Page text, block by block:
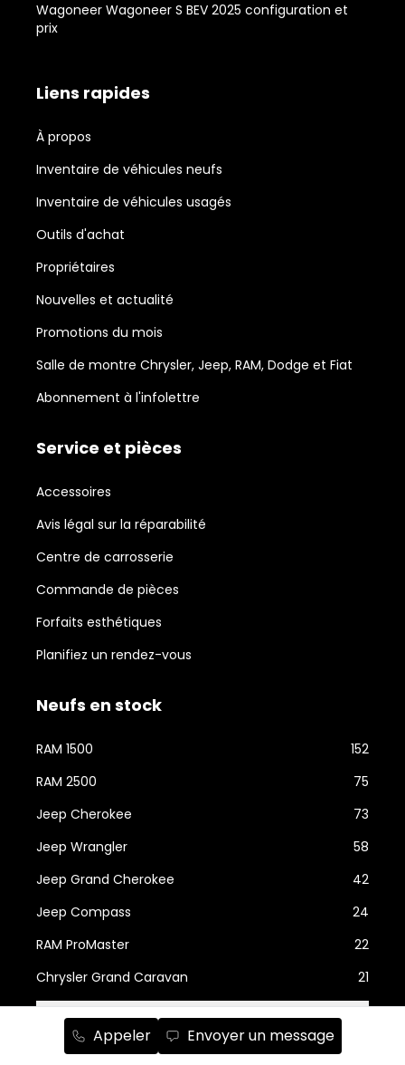
Appeler Envoyer un message
Wagoneer Wagoneer S BEV 2025 configuration et
prix
Liens rapides
À propos
Inventaire de véhicules neufs
Inventaire de véhicules usagés
Outils d'achat
Propriétaires
Nouvelles et actualité
Promotions du mois
Salle de montre Chrysler, Jeep, RAM, Dodge et Fiat
Abonnement à l'infolettre
Service et pièces
Accessoires
Avis légal sur la réparabilité
Centre de carrosserie
Commande de pièces
Forfaits esthétiques
Planifiez un rendez-vous
Neufs en stock
RAM 1500
152
RAM 2500
75
Jeep Cherokee
73
Jeep Wrangler
58
Jeep Grand Cherokee
42
Jeep Compass
24
RAM ProMaster
22
Chrysler Grand Caravan
21
Afficher plus...